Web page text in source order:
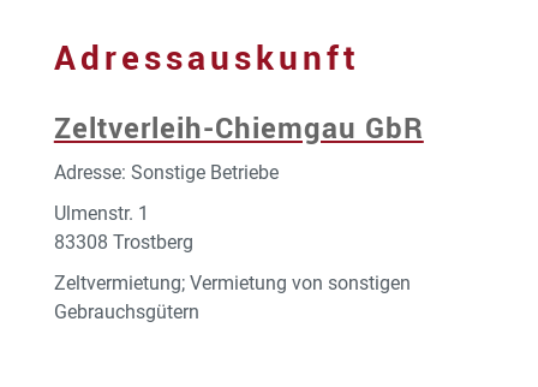
Adressauskunft
Zeltverleih-Chiemgau GbR
Adresse: Sonstige Betriebe
Ulmenstr. 1
83308 Trostberg
Zeltvermietung; Vermietung von sonstigen
Gebrauchsgütern